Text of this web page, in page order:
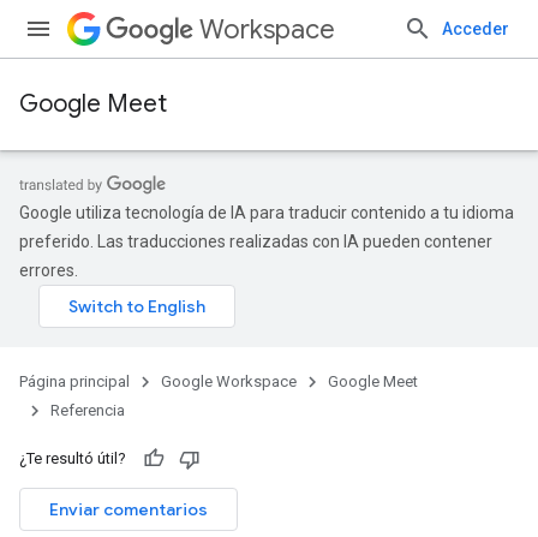
Workspace Acceder
Google Meet
Google utiliza tecnología de IA para traducir contenido a tu idioma
preferido. Las traducciones realizadas con IA pueden contener
errores.
Página principal Google Workspace
Google Meet
Referencia
¿Te resultó útil?
Enviar comentarios